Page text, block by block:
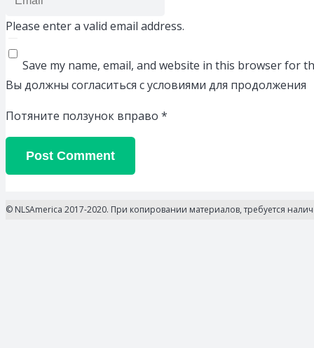
Please enter a valid email address.
Save my name, email, and website in this browser for
Вы должны согласиться с условиями для продолжения
Потяните ползунок вправо *
Post Comment
© NLSAmerica 2017-2020. При копировании материалов, требуется